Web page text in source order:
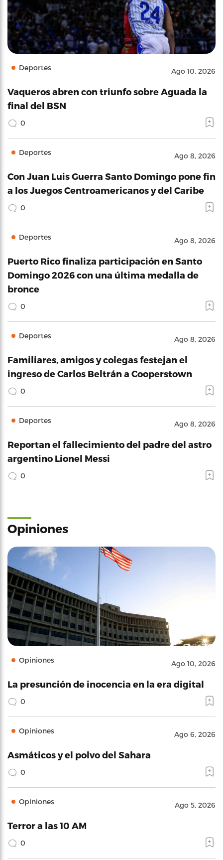
Deportes Ago 10, 2026
Vaqueros abren con triunfo sobre Aguada la
final del BSN
0
Deportes Ago 8, 2026
Con Juan Luis Guerra Santo Domingo pone fin
a los Juegos Centroamericanos y del Caribe
0
Deportes Ago 8, 2026
Puerto Rico finaliza participación en Santo
Domingo 2026 con una última medalla de
bronce
0
Deportes Ago 8, 2026
Familiares, amigos y colegas festejan el
ingreso de Carlos Beltrán a Cooperstown
0
Deportes Ago 8, 2026
Reportan el fallecimiento del padre del astro
argentino Lionel Messi
0
Opiniones
Opiniones Ago 10, 2026
La presunción de inocencia en la era digital
0
Opiniones Ago 6, 2026
Asmáticos y el polvo del Sahara
0
Opiniones Ago 5, 2026
Terror a las 10 AM
0